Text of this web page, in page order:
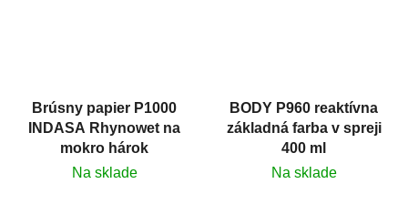
Brúsny papier P1000
INDASA Rhynowet na
mokro hárok
Na sklade
BODY P960 reaktívna
základná farba v spreji
400 ml
Na sklade